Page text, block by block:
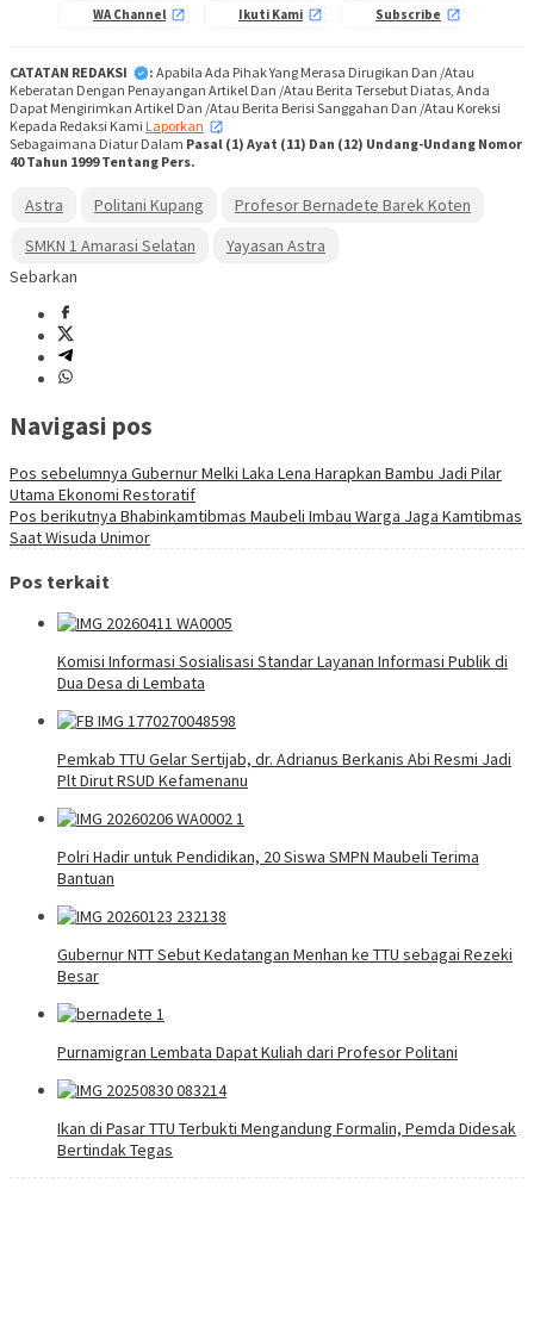
WA Channel Ikuti Kami Subscribe
CATATAN REDAKSI : Apabila Ada Pihak Yang Merasa Dirugikan Dan /Atau
Keberatan Dengan Penayangan Artikel Dan /Atau Berita Tersebut Diatas, Anda
Dapat Mengirimkan Artikel Dan /Atau Berita Berisi Sanggahan Dan /Atau Koreksi
Kepada Redaksi Kami Laporkan
,
Sebagaimana Diatur Dalam Pasal (1) Ayat (11) Dan (12) Undang-Undang Nomor
40 Tahun 1999 Tentang Pers.
Astra Politani Kupang
Profesor Bernadete Barek Koten
SMKN 1 Amarasi Selatan
Yayasan Astra
Sebarkan
Navigasi pos
Pos sebelumnya Gubernur Melki Laka Lena Harapkan Bambu Jadi Pilar
Utama Ekonomi Restoratif
Pos berikutnya Bhabinkamtibmas Maubeli Imbau Warga Jaga Kamtibmas
Saat Wisuda Unimor
Pos terkait
Komisi Informasi Sosialisasi Standar Layanan Informasi Publik di
Dua Desa di Lembata
Pemkab TTU Gelar Sertijab, dr. Adrianus Berkanis Abi Resmi Jadi
Plt Dirut RSUD Kefamenanu
Polri Hadir untuk Pendidikan, 20 Siswa SMPN Maubeli Terima
Bantuan
Gubernur NTT Sebut Kedatangan Menhan ke TTU sebagai Rezeki
Besar
Purnamigran Lembata Dapat Kuliah dari Profesor Politani
Ikan di Pasar TTU Terbukti Mengandung Formalin, Pemda Didesak
Bertindak Tegas